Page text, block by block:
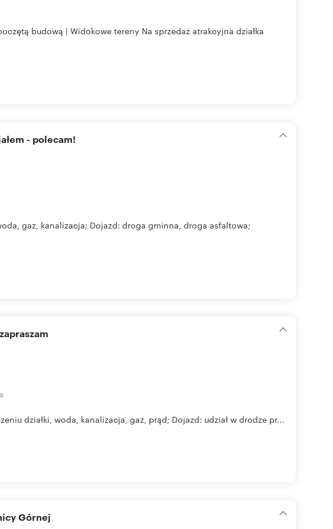
budową | Widokowe tereny Na sprzedaż atrakcyjna działka
- polecam!
gaz, kanalizacja; Dojazd: droga gminna, droga asfaltowa;
działki, woda, kanalizacja, gaz, prąd; Dojazd: udział w drodze pr...
Górnej